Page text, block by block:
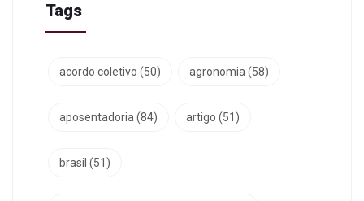
Tags
acordo coletivo (50) agronomia(58)
aposentadoria(84) artigo (51)
brasil (51)